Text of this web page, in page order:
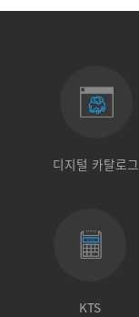
디지털 카탈로그
KTS